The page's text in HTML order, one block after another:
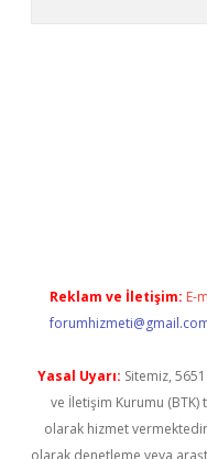
Reklam ve İletişim: E-
Yasal Uyarı: Sitemiz,
ve İletişim Kurumu (BTK)
olarak hizmet
olarak denetleme veya